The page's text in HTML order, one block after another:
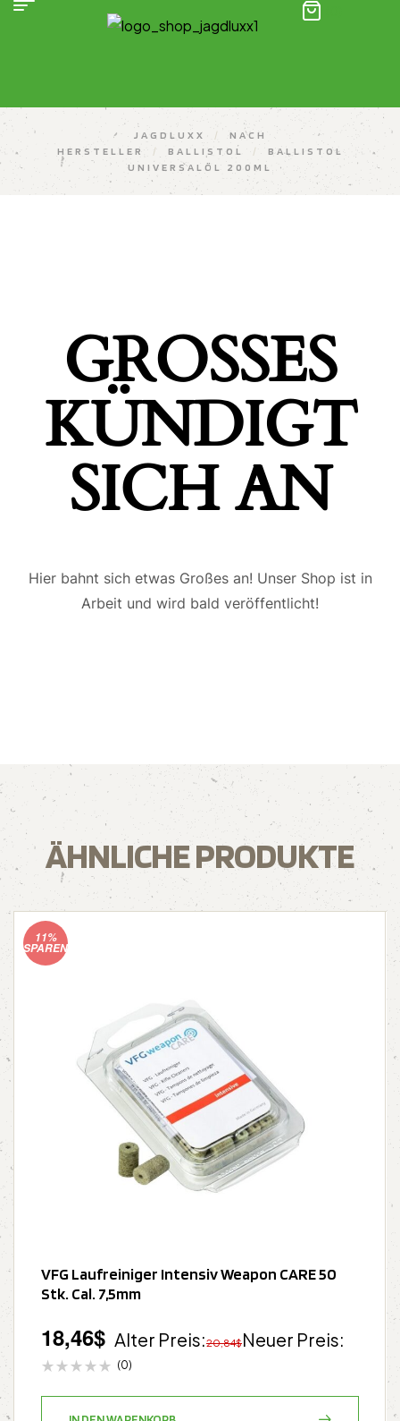
JAGDLUXX /
NACH
HERSTELLER
/ BALLISTOL /
BALLISTOL
UNIVERSALÖL 200ML
GROSSES K
ÜNDIGT S
ICH AN
Hier bahnt sich etwas Großes an! Unser Shop ist in
Arbeit und wird bald veröffentlicht!
ÄHNLICHE PRODUKTE
11%
SPAREN
VFG Laufreiniger Intensiv Weapon CARE 50
Stk. Cal. 7,5mm
Alter Preis:20,84$Neuer Preis:
18,46$
(0)